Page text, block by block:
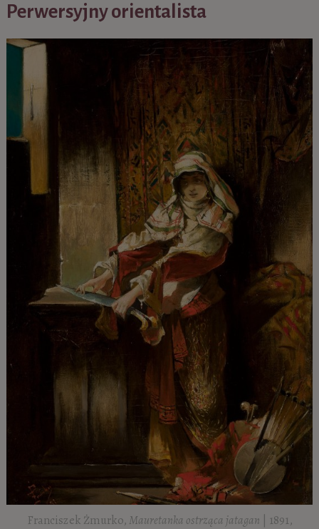
Perwersyjny orientalista
Franciszek Żmurko, Mauretanka ostrząca jatagan | 1891,